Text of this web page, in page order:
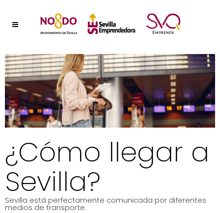
¿Cómo llegar a
Sevilla?
Sevilla está perfectamente comunicada por diferentes
medios de transporte